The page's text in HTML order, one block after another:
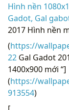
Hình nền
Gadot, Gal
2017 Hình nền
(https://
22 Gal Gadot
1400x900 mới “]
(https://
913554)